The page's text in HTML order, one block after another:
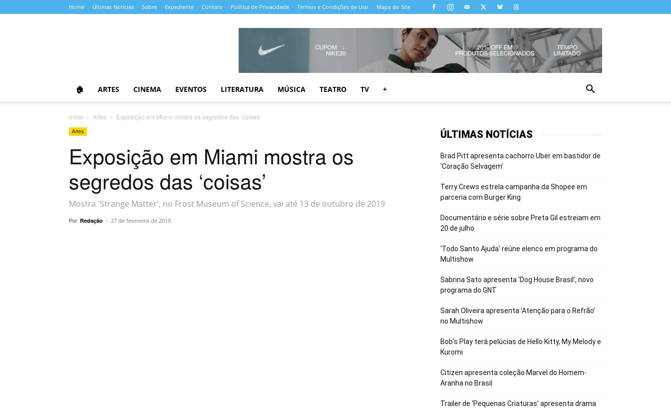
Home Últimas Notícias Sobre Expediente Contato Política de Privacidade Termos e Condições de Uso Mapa do Site
🏠 ARTES CINEMA EVENTOS LITERATURA MÚSICA TEATRO TV +
Início Artes Exposição em Miami mostra os segredos das ‘coisas’
Artes
Exposição em Miami mostra os
segredos das ‘coisas’
Mostra 'Strange Matter', no Frost Museum of Science, vai até 13 de outubro de 2019
Por Redação - 27 de fevereiro de 2019
ÚLTIMAS NOTÍCIAS
Brad Pitt apresenta cachorro Uber em bastidor de
‘Coração Selvagem’
Terry Crews estrela campanha da Shopee em
parceria com Burger King
Documentário e série sobre Preta Gil estreiam em
20 de julho
‘Todo Santo Ajuda’ reúne elenco em programa do
Multishow
Sabrina Sato apresenta ‘Dog House Brasil’, novo
programa do GNT
Sarah Oliveira apresenta ‘Atenção para o Refrão’
no Multishow
Bob’s Play terá pelúcias de Hello Kitty, My Melody e
Kuromi
Citizen apresenta coleção Marvel do Homem-
Aranha no Brasil
Trailer de ‘Pequenas Criaturas’ apresenta drama